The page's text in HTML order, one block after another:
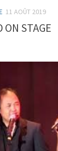
11 AOÛT 2019
STAGE